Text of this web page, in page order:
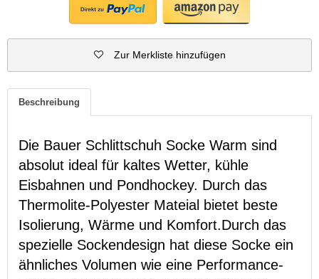
Zur Merkliste hinzufügen
Beschreibung
Die Bauer Schlittschuh Socke Warm sind
absolut ideal für kaltes Wetter, kühle
Eisbahnen und Pondhockey. Durch das
Thermolite-Polyester Mateial bietet beste
Isolierung, Wärme und Komfort.Durch das
spezielle Sockendesign hat diese Socke ein
ähnliches Volumen wie eine Performance-